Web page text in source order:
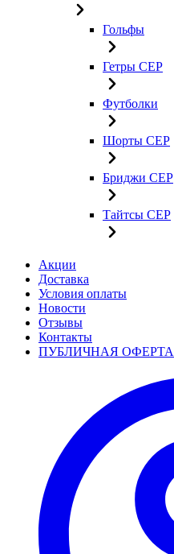
Гольфы
Гетры CEP
Футболки
Шорты CEP
Бриджи CEP
Тайтсы CEP
Акции
Доставка
Условия оплаты
Новости
Отзывы
Контакты
ПУБЛИЧНАЯ ОФЕРТА